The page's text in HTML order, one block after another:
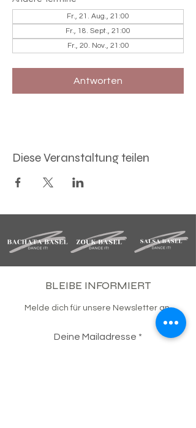
Fr., 21. Aug., 21:00
Fr., 18. Sept., 21:00
Fr., 20. Nov., 21:00
Antworten
Diese Veranstaltung teilen
BLEIBE INFORMIERT
Melde dich für unsere Newsletter an.
Deine Mailadresse